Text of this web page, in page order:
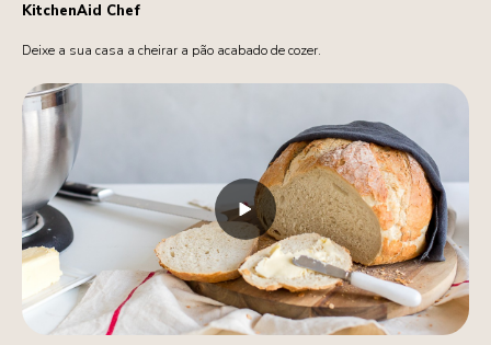
KitchenAid Chef
Deixe a sua casa a cheirar a pão acabado de cozer.